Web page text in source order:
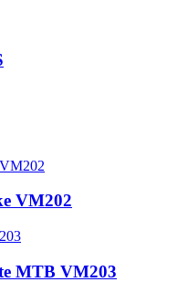
VM202
MTB VM203